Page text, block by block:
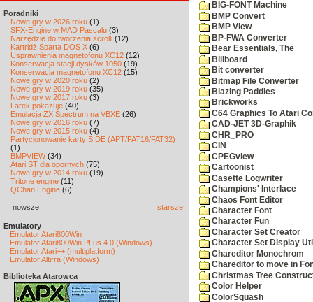
Poradniki
Nowe gry w 2026 roku (1)
SFX-Engine w MAD Pascalu (3)
Narzędzie do tworzenia scrolli (12)
Kartridż Sparta DOS X (6)
Usprawnienia magnetofonu XC12 (12)
Konserwacja stacji dysków 1050 (19)
Konserwacja magnetofonu XC12 (15)
Nowe gry w 2020 roku (2)
Nowe gry w 2019 roku (35)
Nowe gry w 2017 roku (3)
Larek pokazuje (40)
Emulacja ZX Spectrum na VBXE (26)
Nowe gry w 2016 roku (7)
Nowe gry w 2015 roku (4)
Partycjonowanie karty SIDE (APT/FAT16/FAT32)
(1)
BMPVIEW(34)
Atari ST dla opornych (75)
Nowe gry w 2014 roku (19)
Tritone engine (11)
QChan Engine (6)
nowsze starsze
Emulatory
Emulator Atari800Win
Emulator Atari800Win PLus 4.0 (Windows)
Emulator Atari++ (multiplatform)
Emulator Altirra (Windows)
Biblioteka Atarowca
BIG-FONT Machine
BMP Convert
BMP View
BP-FWA Converter
Bear Essentials, The
Billboard
Bit converter
Bitmap File Converter
Blazing Paddles
Brickworks
C64 Graphics To Atari
CAD-JET 3D-Graphik
CHR_PRO
CIN
CPEGview
Cartoonist
Casette Logwriter
Champions' Interlace
Chaos Font Editor
Character Font
Character Fun
Character Set Creator
Character Set Display
Chareditor Monochrom
Chareditor to move in
Christmas Tree
Color Helper
ColorSquash